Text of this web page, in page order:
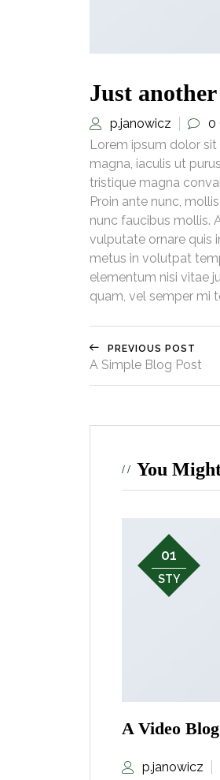
Just
p.janowicz 0
Lorem ipsum dolor
magna, iaculis ut
tristique magna
Proin ante nunc,
nunc faucibus mollis.
vulputate ornare quis
metus in volutpat
elementum nisi vitae
quam, vel semper mi
PREVIOUS POST
A Simple Blog Post
You
01
STY
A Video
p.janowicz